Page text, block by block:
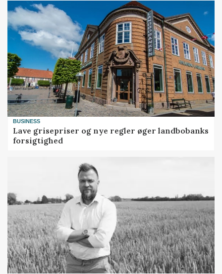
BUSINESS
Lave grisepriser og nye regler øger landbobanks
forsigtighed